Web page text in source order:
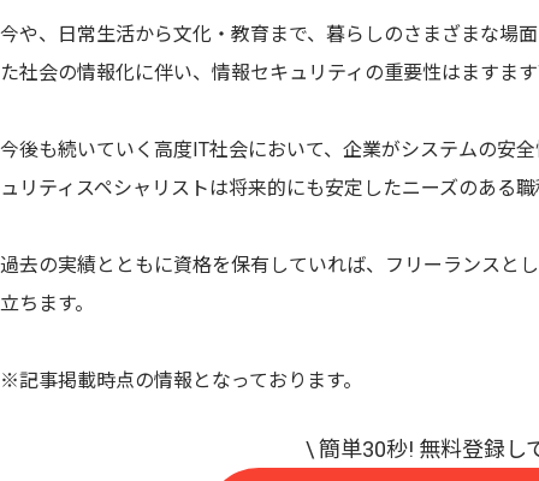
今や、日常生活から文化・教育まで、暮らしのさまざまな場
た社会の情報化に伴い、情報セキュリティの重要性はますま
今後も続いていく高度IT社会において、企業がシステムの安
ュリティスペシャリストは将来的にも安定したニーズのある
過去の実績とともに資格を保有していれば、フリーランスと
立ちます。
※記事掲載時点の情報となっております。